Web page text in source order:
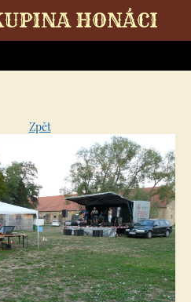
HONÁCI
Zpět